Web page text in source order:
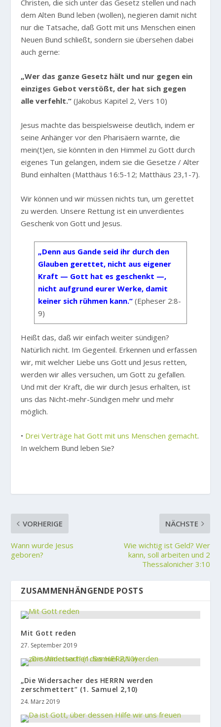
Christen, die sich unter das Gesetz stellen und nach
dem Alten Bund leben (wollen), negieren damit nicht
nur die Tatsache, daß Gott mit uns Menschen einen
Neuen Bund schließt, sondern sie übersehen dabei
auch gerne:
„Wer das ganze Gesetz hält und nur gegen ein
einziges Gebot verstößt, der hat sich gegen
alle verfehlt.“ (Jakobus Kapitel 2, Vers 10)
Jesus machte das beispielsweise deutlich, indem er
seine Anhänger vor den Pharisäern warnte, die
mein(t)en, sie könnten in den Himmel zu Gott durch
eigenes Tun gelangen, indem sie die Gesetze / Alter
Bund einhalten (Matthäus 16:5-12; Matthäus 23,1-7).
Wir können und wir müssen nichts tun, um gerettet
zu werden. Unsere Rettung ist ein unverdientes
Geschenk von Gott und Jesus.
„Denn aus Gande seid ihr durch den
Glauben gerettet, nicht aus eigener
Kraft — Gott hat es geschenkt —,
nicht aufgrund eurer Werke, damit
keiner sich rühmen kann.“ (Epheser 2:8-
9)
Heißt das, daß wir einfach weiter sündigen?
Natürlich nicht. Im Gegenteil. Erkennen und erfassen
wir, mit welcher Liebe uns Gott und Jesus retten,
werden wir alles versuchen, um Gott zu gefallen.
Und mit der Kraft, die wir durch Jesus erhalten, ist
uns das Nicht-mehr-Sündigen mehr und mehr
möglich.
• Drei Verträge hat Gott mit uns Menschen gemacht.
In welchem Bund leben Sie?
VORHERIGE
Wann wurde Jesus
geboren?
NÄCHSTE
Wie wichtig ist Geld? Wer
kann, soll arbeiten und 2
Thessalonicher 3:10
ZUSAMMENHÄNGENDE POSTS
Mit Gott reden
27. September 2019
„Die Widersacher des HERRN werden
zerschmettert“ (1. Samuel 2,10)
24. März 2019